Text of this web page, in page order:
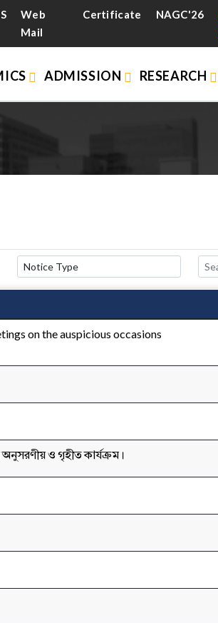
Web
Mail
Certificate NAGC'26
ADMISSION RESEARCH
on the auspicious occasions
অনুসরণীয় ও গৃহীত কার্যক্রম।